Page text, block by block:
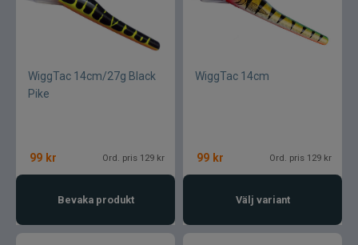
IFISH
Interfiske
Jarvis Marine
WiggTac 14cm/27g Black
Pike
99 kr Ord. pris 129 kr
Bevaka produkt
WiggTac 14cm
99 kr Ord. pris 129 kr
Välj variant